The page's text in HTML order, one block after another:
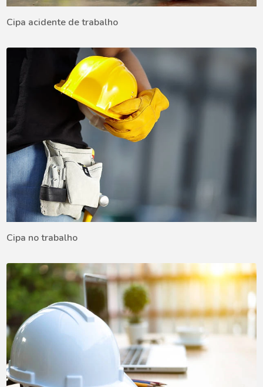
Cipa acidente de trabalho
Cipa no trabalho